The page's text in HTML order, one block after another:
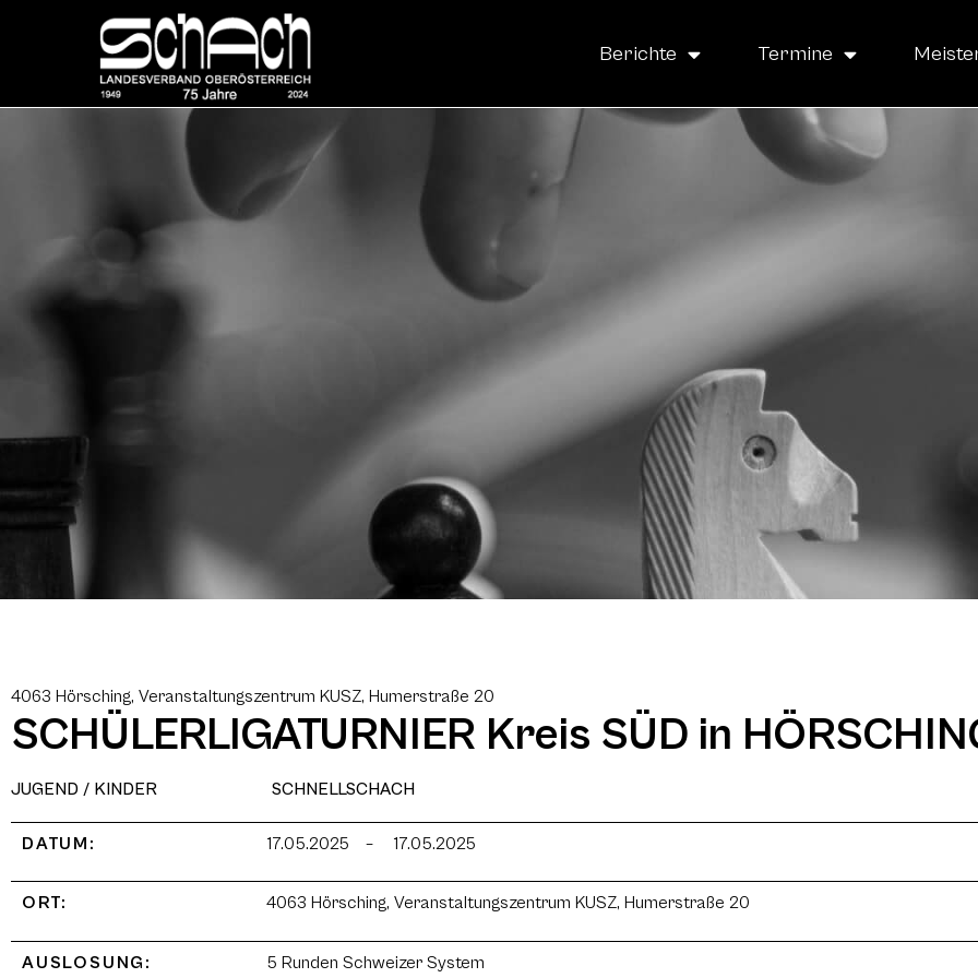
Berichte Termine
4063 Hörsching, Veranstaltungszentrum KUSZ, Humerstraße 20
SCHÜLERLIGATURNIER Kreis SÜD in
JUGEND / KINDER SCHNELLSCHACH
DATUM: 17.05.2025 – 17.05.2025
ORT: 4063 Hörsching, Veranstaltungszentrum KUSZ, Humerstraße 20
AUSLOSUNG: 5 Runden Schweizer System